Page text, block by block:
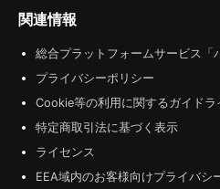
関連情報
総合プラットフォームサービス「
プライバシーポリシー
Cookie等の利用に関するガイドラ
特定商取引法に基づく表示
ライセンス
EEA域内のお客様向けプライバシ